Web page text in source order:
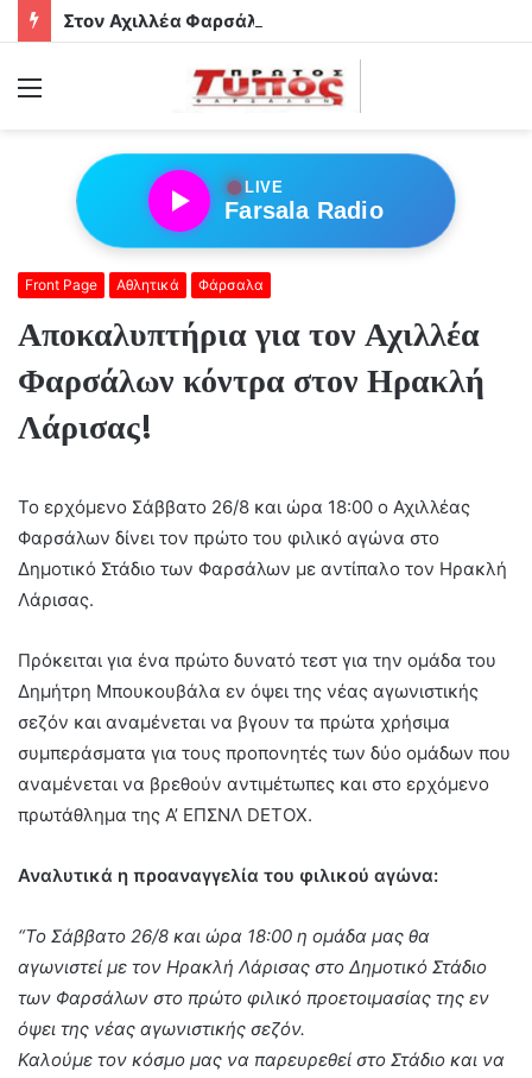
Στον Αχιλλέα Φαρσάλων τα αδέρφια Φούσα!
●LIVE
Farsala Radio
Front Page Αθλητικά Φάρσαλα
Αποκαλυπτήρια για τον Αχιλλέα
Φαρσάλων κόντρα στον Ηρακλή
Λάρισας!
Το ερχόμενο Σάββατο 26/8 και ώρα 18:00 ο Αχιλλέας
Φαρσάλων δίνει τον πρώτο του φιλικό αγώνα στο
Δημοτικό Στάδιο των Φαρσάλων με αντίπαλο τον Ηρακλή
Λάρισας.
Πρόκειται για ένα πρώτο δυνατό τεστ για την ομάδα του
Δημήτρη Μπουκουβάλα εν όψει της νέας αγωνιστικής
σεζόν και αναμένεται να βγουν τα πρώτα χρήσιμα
συμπεράσματα για τους προπονητές των δύο ομάδων που
αναμένεται να βρεθούν αντιμέτωπες και στο ερχόμενο
πρωτάθλημα της Α’ ΕΠΣΝΛ DETOX.
Αναλυτικά η προαναγγελία του φιλικού αγώνα:
“Το Σάββατο 26/8 και ώρα 18:00 η ομάδα μας θα
αγωνιστεί με τον Ηρακλή Λάρισας στο Δημοτικό Στάδιο
των Φαρσάλων στο πρώτο φιλικό προετοιμασίας της εν
όψει της νέας αγωνιστικής σεζόν.
Καλούμε τον κόσμο μας να παρευρεθεί στο Στάδιο και να